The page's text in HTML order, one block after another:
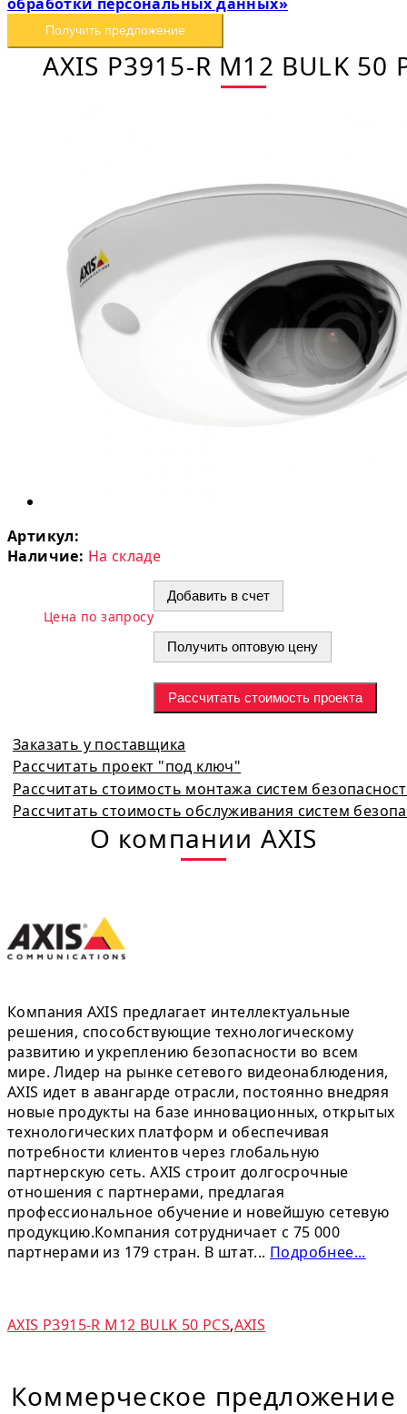
Получить предложение
AXIS P3915-R M12 BULK 50
Артикул:
Наличие: На складе
Цена по запросу
Добавить в счет
Получить оптовую цену
Рассчитать стоимость проекта
Заказать у поставщика
Рассчитать проект "под ключ"
Рассчитать стоимость монтажа систем
Рассчитать стоимость обслуживания систем
О компании AXIS
Компания AXIS предлагает интеллектуальные
решения, способствующие технологическому
развитию и укреплению безопасности во всем
мире. Лидер на рынке сетевого видеонаблюдения,
AXIS идет в авангарде отрасли, постоянно внедряя
новые продукты на базе инновационных, открытых
технологических платформ и обеспечивая
потребности клиентов через глобальную
партнерскую сеть. AXIS строит долгосрочные
отношения с партнерами, предлагая
профессиональное обучение и новейшую сетевую
продукцию.Компания сотрудничает с 75 000
партнерами из 179 стран. В штат... Подробнее...
AXIS P3915-R M12 BULK 50 PCS,AXIS
Коммерческое предложение